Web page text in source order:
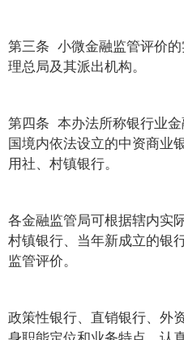
第三条 小微金融监管评价
理总局及其派出机构。
第四条 本办法所称银行业
国境内依法设立的中资商业
用社、村镇银行。
各金融监管局可根据辖内实
村镇银行、当年新成立的银
监管评价。
政策性银行、直销银行、外